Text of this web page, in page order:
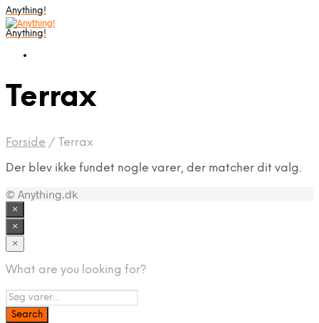
Anything!
Anything!
Terrax
Forside / Terrax
Der blev ikke fundet nogle varer, der matcher dit valg.
© Anything.dk
×
×
×
What are you looking for?